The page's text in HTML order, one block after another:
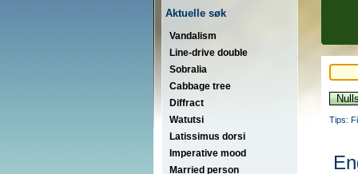
Aktuelle søk
Vandalism
Line-drive double
Sobralia
Cabbage tree
Diffract
Watutsi
Latissimus dorsi
Imperative mood
Married person
Tips: